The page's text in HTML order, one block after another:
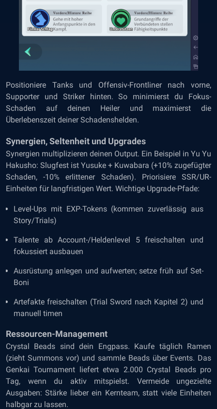
Positioniere Tanks und Offensiv-Frontliner nach vorne,
Supporter und Striker hinten. So minimierst du Fokus-
Schaden auf deinen Heiler und maximierst die
Überlebenszeit deiner Schadenshelden.
Synergien, Seltenheit und Upgrades
Synergien multiplizieren deinen Output. Ein Beispiel in Yu Yu
Hakusho: Slugfest ist Yusuke + Kuwabara (+10% zugefügter
Schaden, -10% erlittener Schaden). Priorisiere SSR/UR-
Einheiten für langfristigen Wert. Wichtige Upgrade-Pfade:
Level-Ups mit EXP-Tokens (kommen zuverlässig aus
Story/Trials)
Talente ab Account-/Heldenlevel 5 freischalten und
fokussiert ausbauen
Ausrüstung anlegen und aufwerten; setze früh auf Set-
Boni
Artefakte freischalten (Trial Sword nach Kapitel 2) und
manuell timen
Ressourcen-Management
Crystal Beads sind dein Engpass. Kaufe täglich Ramen
(zieht Summons vor) und sammle Beads über Events. Das
Genkai Tournament liefert etwa 2.000 Crystal Beads pro
Tag, wenn du aktiv mitspielst. Vermeide ungezielte
Ausgaben: Stärke lieber ein Kernteam, statt viele Einheiten
halbgar zu lassen.